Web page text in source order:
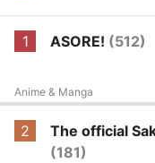
1 ASORE! (512)
Anime & Manga
2
The official
(181)